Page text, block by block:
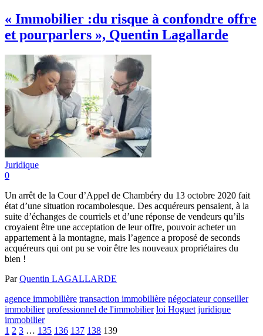
« Immobilier :du risque à confondre offre
et pourparlers », Quentin Lagallarde
Juridique
0
Un arrêt de la Cour d’Appel de Chambéry du 13 octobre 2020 fait
état d’une situation rocambolesque. Des acquéreurs pensaient, à la
suite d’échanges de courriels et d’une réponse de vendeurs qu’ils
croyaient être une acceptation de leur offre, pouvoir acheter un
appartement à la montagne, mais l’agence a proposé de seconds
acquéreurs qui ont pu se voir être les nouveaux propriétaires du
bien !
ParQuentin LAGALLARDE
agence immobilière transaction immobilière négociateur conseiller
immobilier professionnel de l'immobilier loi Hoguet juridique
immobilier
1 2 3 … 135 136 137 138 139